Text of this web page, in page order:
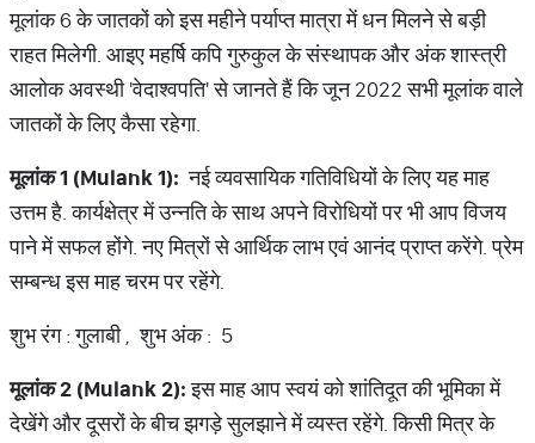
मूलांक 6 के जातकों को इस महीने पर्याप्‍त मात्रा में धन मिलने से बड़ी
राहत मिलेगी. आइए महर्षि कपि गुरुकुल के संस्थापक और अंक शास्‍त्री
आलोक अवस्थी 'वेदाश्वपति' से जानते हैं कि जून 2022 सभी मूलांक वाले
जातकों के लिए कैसा रहेगा.
मूलांक1 (Mulank 1): नई व्यवसायिक गतिविधियों के लिए यह माह
उत्तम है. कार्यक्षेत्र में उन्नति के साथ अपने विरोधियों पर भी आप विजय
पाने में सफल होंगे. नए मित्रों से आर्थिक लाभ एवं आनंद प्राप्त करेंगे. प्रेम
सम्बन्ध इस माह चरम पर रहेंगे.
शुभ रंग : गुलाबी , शुभ अंक : 5
मूलांक2 (Mulank 2):इस माह आप स्वयं को शांतिदूत की भूमिका में
देखेंगे और दूसरों के बीच झगड़े सुलझाने में व्यस्त रहेंगे. किसी मित्र के